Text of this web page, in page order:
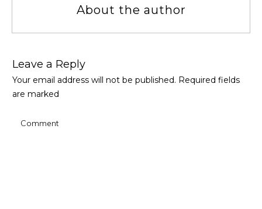
About the author
Leave a Repl​​​​​y
Your email address will not be published. Required fields
are marked